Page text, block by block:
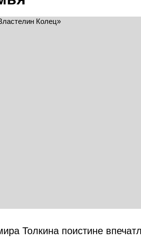
Толкина поистине